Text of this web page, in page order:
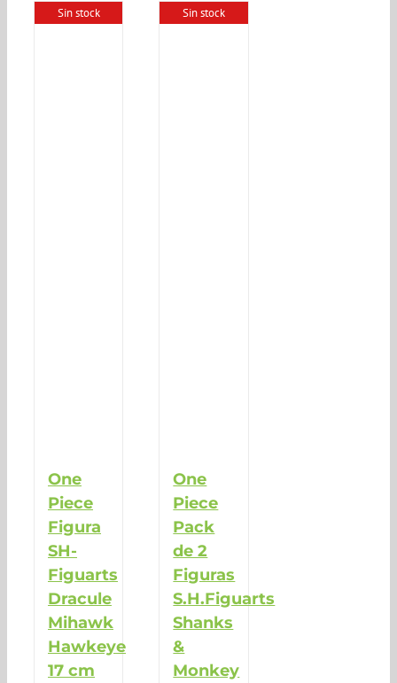
Sin stock
One
Piece
Figura
SH-
Figuarts
Dracule
Mihawk
Hawkeye
17 cm
Sin stock
One
Piece
Pack
de 2
Figuras
S.H.Figuarts
Shanks
&
Monkey